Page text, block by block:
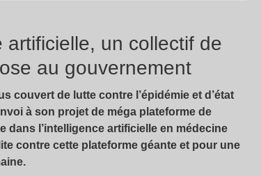
un collectif de
au gouvernement
couvert de lutte contre l’épidémie et d’état
à son projet de méga plateforme de
dans l’intelligence artificielle en médecine
contre cette plateforme géante et pour une